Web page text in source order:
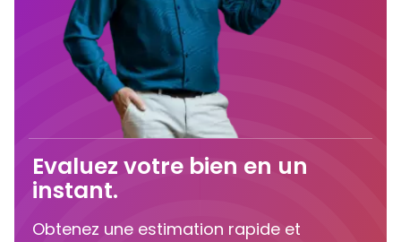
Evaluez votre bien en un
instant.
Obtenez une estimation rapide et